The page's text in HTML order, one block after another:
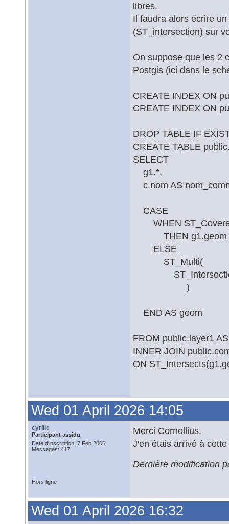
libres.
Il faudra alors écrire
(ST_intersection) sur
On suppose que les 2
Postgis (ici dans le
CREATE INDEX ON
CREATE INDEX ON
DROP TABLE IF
CREATE TABLE
SELECT
g1.*,
c.nom AS
CASE
WHEN
THEN g1.geom
ELSE
ST_Multi(
)
END AS geom
FROM public.layer1
INNER JOIN
ON
Wed 01 April 2026 14:05
cyrille
Participant assidu
Date d'inscription: 7 Feb 2006
Messages: 417
Merci Cornellius.
J'en étais arrivé à
Dernière modification
Hors ligne
Wed 01 April 2026 16:32